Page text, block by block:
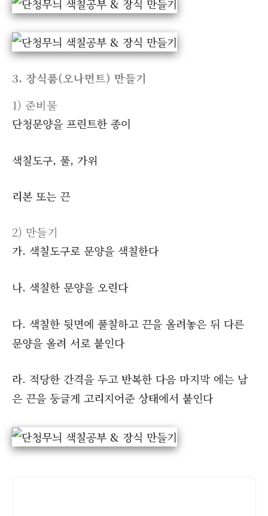
3. 장식품(오나먼트) 만들기
1) 준비물
단청문양을 프린트한 종이
색칠도구, 풀, 가위
리본 또는 끈
2) 만들기
가. 색칠도구로 문양을 색칠한다
나. 색칠한 문양을 오린다
다. 색칠한 뒷면에 풀칠하고 끈을 올려놓은 뒤 다른
문양을 올려 서로 붙인다
라. 적당한 간격을 두고 반복한 다음 마지막 에는 남
은 끈을 둥글게 고리지어준 상태에서 붙인다